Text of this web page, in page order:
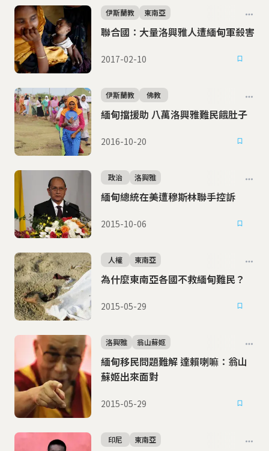
聯合國：大量洛興雅人遭緬甸軍殺害
伊斯蘭教 東南亞
2017-02-10
緬甸擋援助 八萬洛興雅難民餓肚子
伊斯蘭教 佛教
2016-10-20
緬甸總統在美遭穆斯林聯手控訴
政治 洛興雅
2015-10-06
為什麼東南亞各國不救緬甸難民？
人權 東南亞
2015-05-29
緬甸移民問題難解 達賴喇嘛：翁山
蘇姬出來面對
洛興雅 翁山蘇姬
2015-05-29
印尼 東南亞